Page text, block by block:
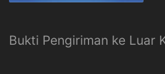
Bukti Pengiriman ke Luar